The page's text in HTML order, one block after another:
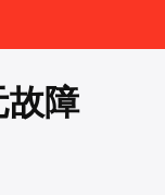
故障